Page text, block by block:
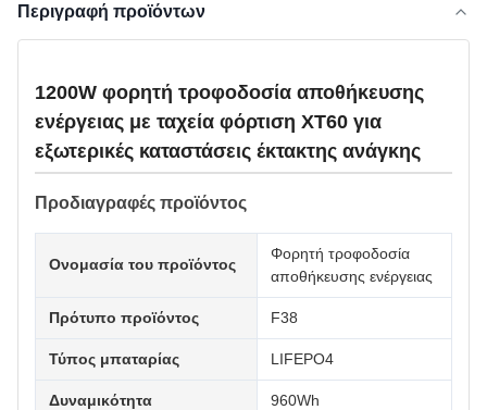
Περιγραφή προϊόντων
1200W φορητή τροφοδοσία αποθήκευσης
ενέργειας με ταχεία φόρτιση XT60 για
εξωτερικές καταστάσεις έκτακτης ανάγκης
Προδιαγραφές προϊόντος
Ονομασία του προϊόντος
Φορητή τροφοδοσία
αποθήκευσης ενέργειας
Πρότυπο προϊόντος F38
Τύπος μπαταρίας LIFEPO4
Δυναμικότητα 960Wh